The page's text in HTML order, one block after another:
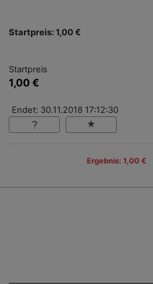
Startpreis: 1,00 €
Startpreis
1,00 €
Endet: 30.11.2018 17:12:30
Ergebnis: 1,00 €